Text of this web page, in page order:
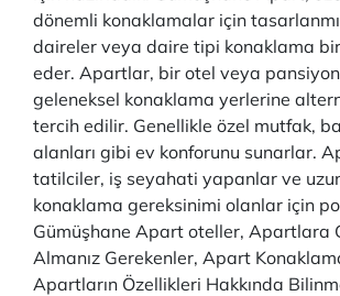
dönemli konaklamalar için
daireler veya daire tipi konaklama
eder. Apartlar, bir otel veya
geleneksel konaklama yerlerine
tercih edilir. Genellikle özel mutfak,
alanları gibi ev konforunu sunarlar.
tatilciler, iş seyahati yapanlar ve
konaklama gereksinimi olanlar için
Gümüşhane Apart oteller, Apartlara
Almanız Gerekenler, Apart
Apartların Özellikleri Hakkında